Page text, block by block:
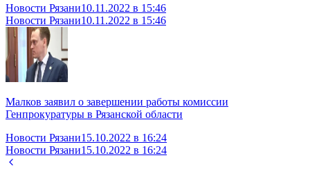
Новости Рязани10.11.2022 в 15:46
Новости Рязани10.11.2022 в 15:46
Малков заявил о завершении работы комиссии
Генпрокуратуры в Рязанской области
Новости Рязани15.10.2022 в 16:24
Новости Рязани15.10.2022 в 16:24